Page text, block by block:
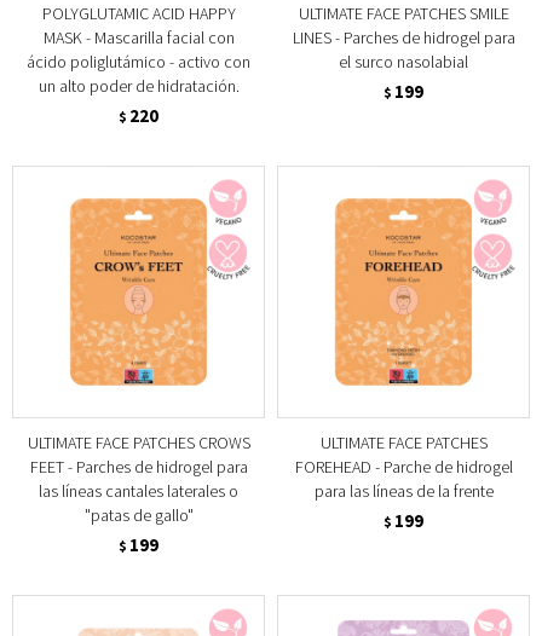
POLYGLUTAMIC ACID HAPPY
MASK - Mascarilla facial con
ácido poliglutámico - activo con
un alto poder de hidratación.
$ 220
ULTIMATE FACE PATCHES SMILE
LINES - Parches de hidrogel para
el surco nasolabial
$ 199
ULTIMATE FACE PATCHES CROWS
FEET - Parches de hidrogel para
las líneas cantales laterales o
"patas de gallo"
$ 199
ULTIMATE FACE PATCHES
FOREHEAD - Parche de hidrogel
para las líneas de la frente
$ 199